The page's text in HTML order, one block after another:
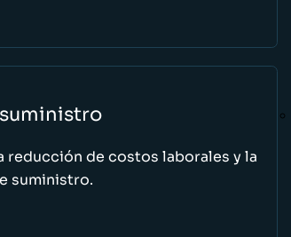
reducción de costos laborales y la
suministro.